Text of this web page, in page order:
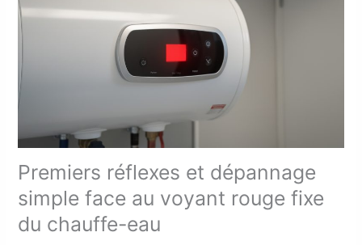
Premiers réflexes et dépannage
simple face au voyant rouge fixe
du chauffe-eau